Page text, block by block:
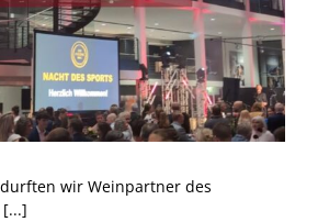
wir Weinpartner des
[...]